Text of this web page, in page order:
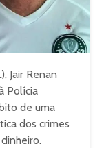
Jair Renan
Polícia
de uma
dos crimes